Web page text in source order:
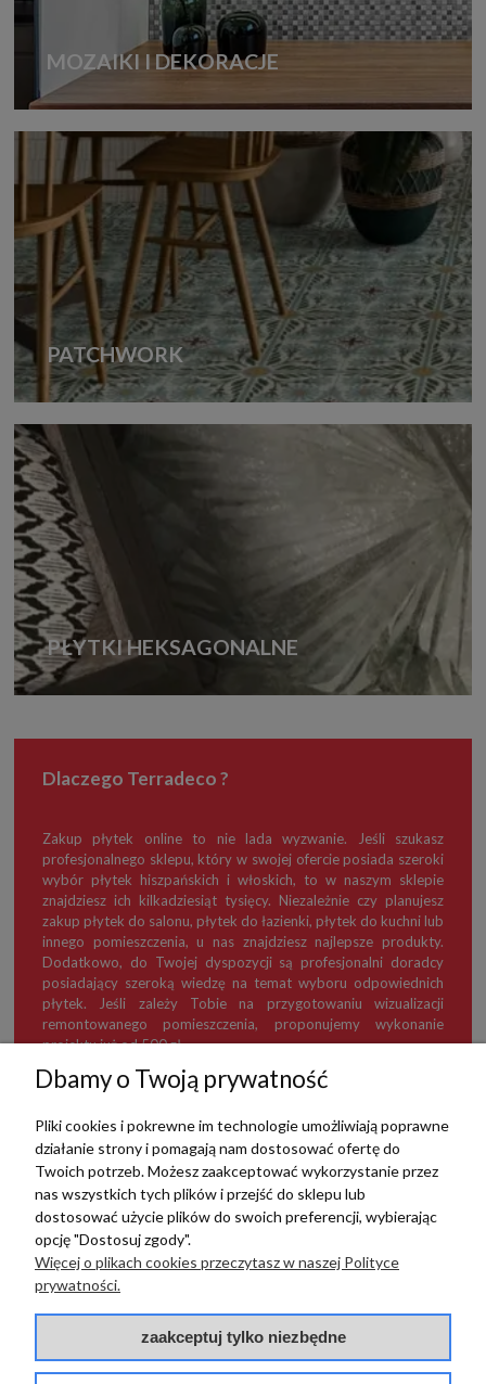
MOZAIKI I DEKORACJE
PATCHWORK
PŁYTKI HEKSAGONALNE
Dlaczego Terradeco ?
Zakup płytek online to nie lada wyzwanie. Jeśli szukasz
profesjonalnego sklepu, który w swojej ofercie posiada szeroki
wybór płytek hiszpańskich i włoskich, to w naszym sklepie
znajdziesz ich kilkadziesiąt tysięcy. Niezależnie czy planujesz
zakup płytek do salonu, płytek do łazienki, płytek do kuchni lub
innego pomieszczenia, u nas znajdziesz najlepsze produkty.
Dodatkowo, do Twojej dyspozycji są profesjonalni doradcy
posiadający szeroką wiedzę na temat wyboru odpowiednich
płytek. Jeśli zależy Tobie na przygotowaniu wizualizacji
remontowanego pomieszczenia, proponujemy wykonanie
projektu już od 500 zł.
TERRADECO
BAZA WIEDZY
PŁATNOŚCI I DOSTAWA
Dbamy o Twoją prywatność
Pliki cookies i pokrewne im technologie umożliwiają poprawne
działanie strony i pomagają nam dostosować ofertę do
Twoich potrzeb. Możesz zaakceptować wykorzystanie przez
nas wszystkich tych plików i przejść do sklepu lub
dostosować użycie plików do swoich preferencji, wybierając
opcję "Dostosuj zgody".
Więcej o plikach cookies przeczytasz w naszej Polityce
prywatności.
zaakceptuj tylko niezbędne